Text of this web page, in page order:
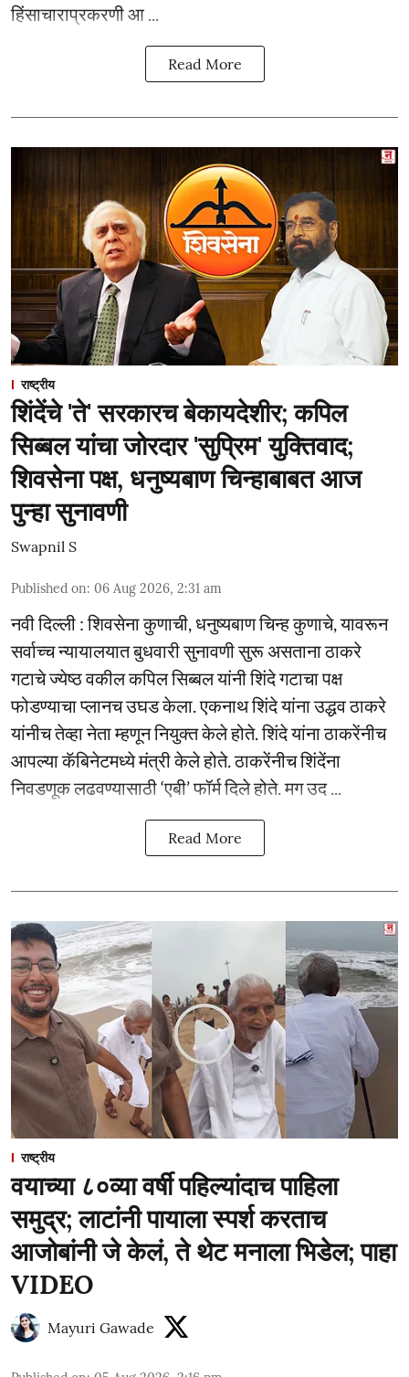
हिंसाचाराप्रकरणी आ ...
Read More
राष्ट्रीय
शिंदेंचे 'ते' सरकारच बेकायदेशीर; कपिल
सिब्बल यांचा जोरदार 'सुप्रिम' युक्तिवाद;
शिवसेना पक्ष, धनुष्यबाण चिन्हाबाबत आज
पुन्हा सुनावणी
Swapnil S
Published on: 06 Aug 2026, 2:31 am
नवी दिल्ली : शिवसेना कुणाची, धनुष्यबाण चिन्ह कुणाचे, यावरून
सर्वाच्च न्यायालयात बुधवारी सुनावणी सुरू असताना ठाकरे
गटाचे ज्येष्ठ वकील कपिल सिब्बल यांनी शिंदे गटाचा पक्ष
फोडण्याचा प्लानच उघड केला. एकनाथ शिंदे यांना उद्धव ठाकरे
यांनीच तेव्हा नेता म्हणून नियुक्त केले होते. शिंदे यांना ठाकरेंनीच
आपल्या कॅबिनेटमध्ये मंत्री केले होते. ठाकरेंनीच शिंदेंना
निवडणूक लढवण्यासाठी ‘एबी’ फॉर्म दिले होते. मग उद ...
Read More
राष्ट्रीय
वयाच्या ८०व्या वर्षी पहिल्यांदाच पाहिला
समुद्र; लाटांनी पायाला स्पर्श करताच
आजोबांनी जे केलं, ते थेट मनाला भिडेल; पाहा
VIDEO
Mayuri Gawade